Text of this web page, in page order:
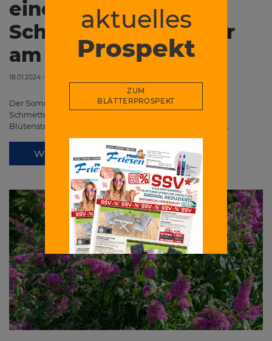
aktuelles
Prospekt
ZUM
BLÄTTERPROSPEKT
einen
Schmetterlingsflieder
am besten?
18.01.2024 - 15:16
Der Sommerflieder (Buddleja davidii), auch
Schmetterlingsflieder genannt, ist ein anspruchsloser
Blütenstrauch. Er wächst auf jedem nicht zu schweren…
WEITERLESEN